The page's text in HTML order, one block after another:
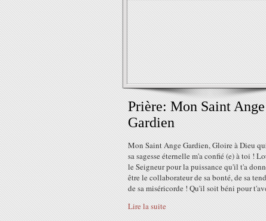
Prière: Mon Saint Ange
Gardien
Mon Saint Ange Gardien, Gloire à Dieu
sa sagesse éternelle m'a confié (e) à toi !
le Seigneur pour la puissance qu'il t'a
être le collaborateur de sa bonté, de sa
de sa miséricorde ! Qu'il soit béni pour
Lire la suite